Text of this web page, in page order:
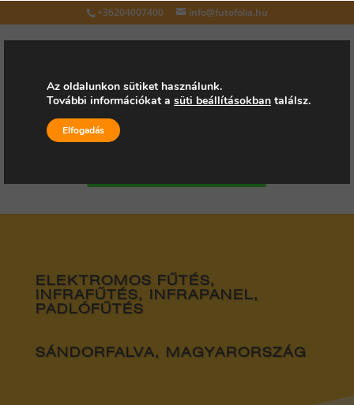
+36204007400 info@futofolia.hu
Válasszon oldalt
ELEKTROMOS FŰTÉS,
INFRAFŰTÉS, INFRAPANEL,
PADLÓFŰTÉS
SÁNDORFALVA, MAGYARORSZÁG
Az oldalunkon sütiket használunk.
További információkat a süti beállításokban találsz.
Elfogadás